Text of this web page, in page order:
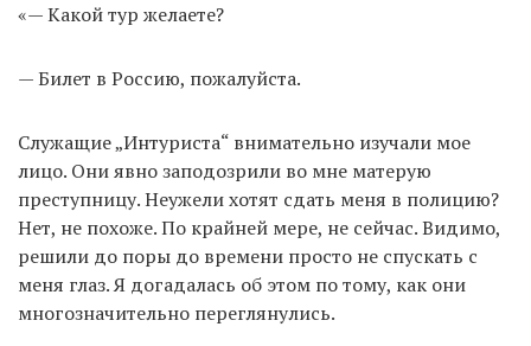
«— Какой тур желаете?
— Билет в Россию, пожалуйста.
Служащие „Интуриста“ внимательно изучали мое
лицо. Они явно заподозрили во мне матерую
преступницу. Неужели хотят сдать меня в полицию?
Нет, не похоже. По крайней мере, не сейчас. Видимо,
решили до поры до времени просто не спускать с
меня глаз. Я догадалась об этом по тому, как они
многозначительно переглянулись.